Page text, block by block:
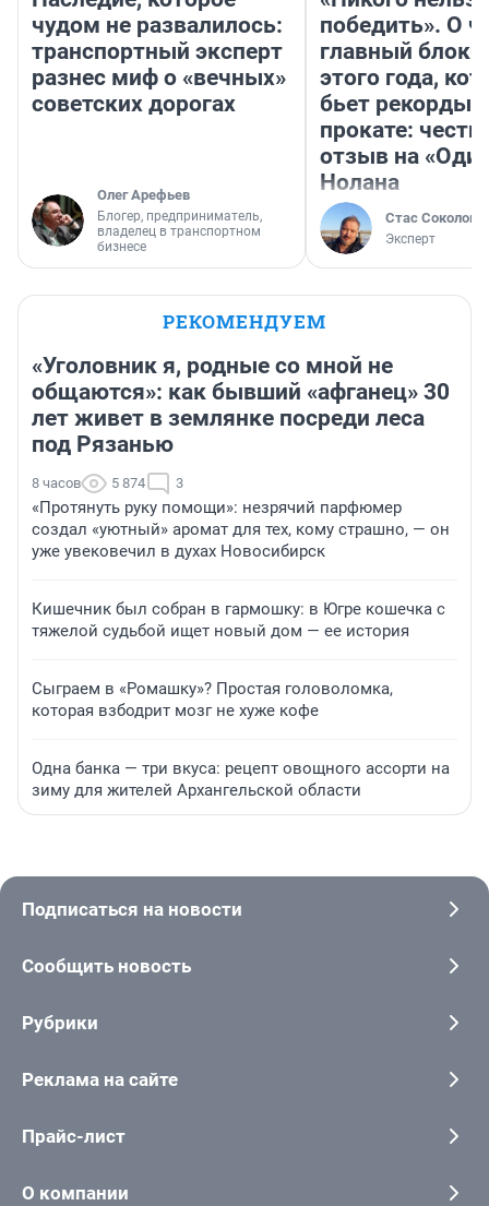
чудом не развалилось:
транспортный эксперт
разнес миф о «вечных»
советских дорогах
Олег Арефьев
Блогер, предприниматель,
владелец в транспортном
бизнесе
победить». О
главный
этого года,
бьет рекорды в
прокате:
отзыв на
Нолана
Стас Соколов
Эксперт
РЕКОМЕНДУЕМ
«Уголовник я, родные со мной не
общаются»: как бывший «афганец» 30
лет живет в землянке посреди леса
под Рязанью
8 часов 5 874 3
«Протянуть руку помощи»: незрячий парфюмер
создал «уютный» аромат для тех, кому страшно, — он
уже увековечил в духах Новосибирск
Кишечник был собран в гармошку: в Югре кошечка с
тяжелой судьбой ищет новый дом — ее история
Сыграем в «Ромашку»? Простая головоломка,
которая взбодрит мозг не хуже кофе
Одна банка — три вкуса: рецепт овощного ассорти на
зиму для жителей Архангельской области
Подписаться на новости
Сообщить новость
Рубрики
Реклама на сайте
Прайс-лист
О компании